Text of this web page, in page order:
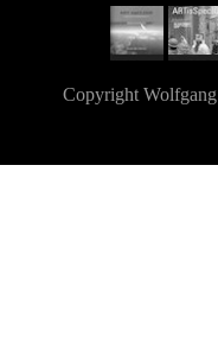
Copyright